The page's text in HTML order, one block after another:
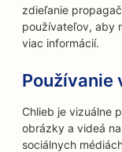
zdieľanie
používateľov, aby
viac informácií.
Používanie
Chlieb je vizuálne
obrázky a videá
sociálnych